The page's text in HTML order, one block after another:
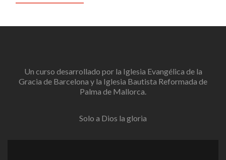
Un curso desarrollado por la Iglesia Evangélica de la
Gracia de Barcelona y la Iglesia Bautista Reformada de
Palma de Mallorca.
Solo a Dios la gloria